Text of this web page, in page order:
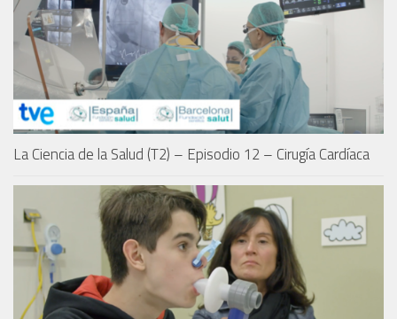
La Ciencia de la Salud (T2) – Episodio 12 – Cirugía Cardíaca